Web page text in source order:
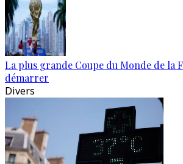
La plus grande Coupe du Monde de la
démarrer
Divers